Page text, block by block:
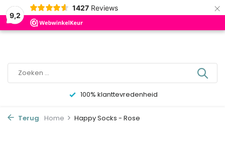
9,2
1427 Reviews ×
0
100% klanttevredenheid
Terug Home Happy Socks - Rose